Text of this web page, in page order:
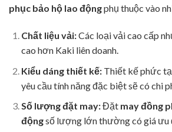
phục bảo hộ lao độngphụ thuộc vào
Chất liệu vải:Các loại vải cao cấp
cao hơn Kaki liên doanh.
Kiểu dáng thiết kế:Thiết kế phức
yêu cầu tính năng đặc biệt sẽ có chi
Số lượng đặt may:Đặt may đồng
độngsố lượng lớn thường có giá ưu